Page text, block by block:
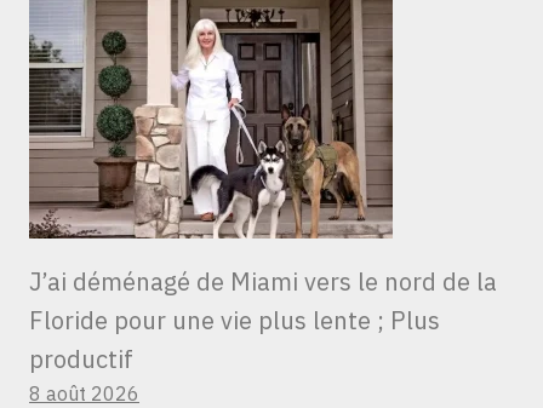
J’ai déménagé de Miami vers le nord de la
Floride pour une vie plus lente ; Plus
productif
8 août 2026